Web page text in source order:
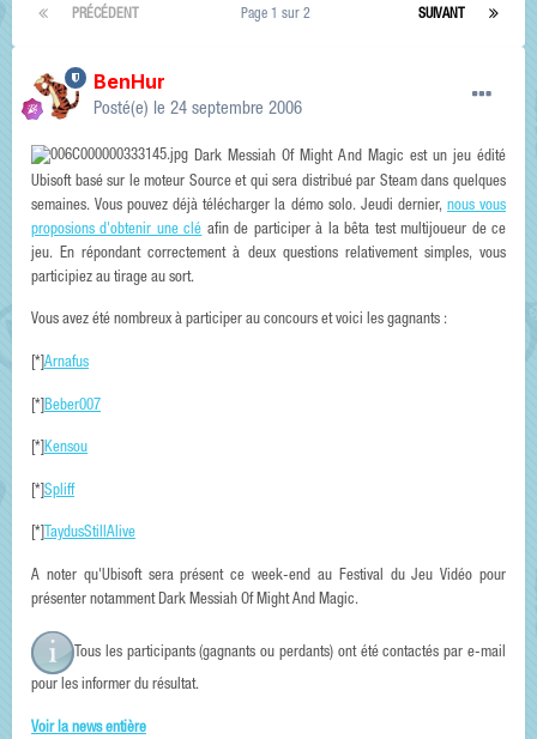
PRÉCÉDENT SUIVANT
Page 1 sur 2
BenHur
Posté(e) le 24 septembre 2006
Dark Messiah Of Might And Magic est un jeu édité
Ubisoft basé sur le moteur Source et qui sera distribué par Steam dans quelques
semaines. Vous pouvez déjà télécharger la démo solo. Jeudi dernier, nous vous
proposions d'obtenir une clé afin de participer à la bêta test multijoueur de ce
jeu. En répondant correctement à deux questions relativement simples, vous
participiez au tirage au sort.
Vous avez été nombreux à participer au concours et voici les gagnants :
[*] Arnafus
[*] Beber007
[*] Kensou
[*] Spliff
[*] TaydusStillAlive
A noter qu'Ubisoft sera présent ce week-end au Festival du Jeu Vidéo pour
présenter notamment Dark Messiah Of Might And Magic.
Tous les participants (gagnants ou perdants) ont été contactés par e-mail
pour les informer du résultat.
Voir la news entière